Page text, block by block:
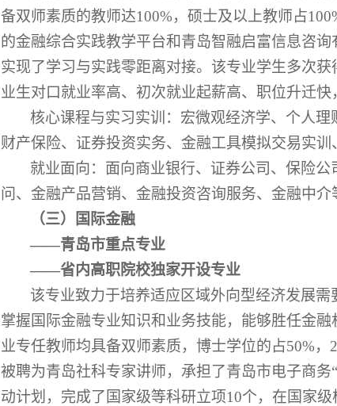
备双师素质的教师达100%，硕士及以上教师占
的金融综合实践教学平台和青岛智融启富信息咨
实现了学习与实践零距离对接。该专业学生多次
业生对口就业率高、初次就业起薪高、职位升迁快
核心课程与实习实训：宏微观经济学、个人
财产保险、证券投资实务、金融工具模拟交易实
就业面向：面向商业银行、证券公司、保险
问、金融产品营销、金融投资咨询服务、金融中介
（三）国际金融
――青岛市重点专业
――省内高职院校独家开设专业
该专业致力于培养适应区域外向型经济发展
掌握国际金融专业知识和业务技能，能够胜任金
业专任教师均具备双师素质，博士学位的占50%， 2
被聘为青岛社科专家讲师，承担了青岛市电子商务
动计划，完成了国家级等科研立项10个，在国家